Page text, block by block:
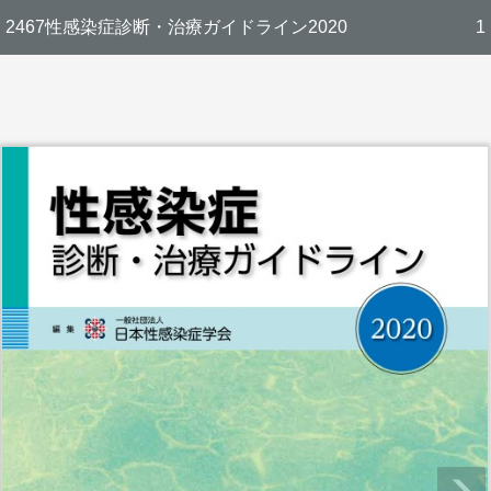
2467性感染症診断・治療ガイドライン2020 1